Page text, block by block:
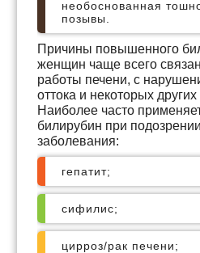
необоснованная
позывы.
Причины повышенного
женщин чаще всего
работы печени, с
оттока и некоторых других
Наиболее часто
билирубин при
заболевания:
гепатит;
сифилис;
цирроз/рак печени;